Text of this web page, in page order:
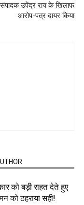
उपेंद्र राय के खिलाफ
आरोप-पत्र दायर किया
को बड़ी राहत देते हुए
को ठहराया सही!